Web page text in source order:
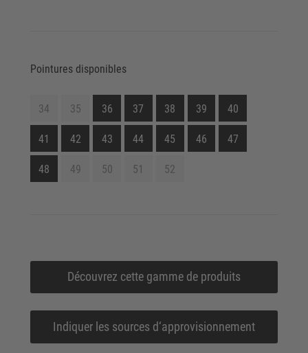
Pointures disponibles
34 35 36 37 38 39 40
41 42 43 44 45 46 47
48 49 50 51 52
Découvrez cette gamme de produits
Indiquer les sources d‘approvisionnement